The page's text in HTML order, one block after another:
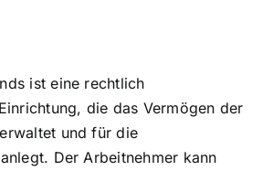
ist eine rechtlich
die das Vermögen der
und für die
Der Arbeitnehmer kann